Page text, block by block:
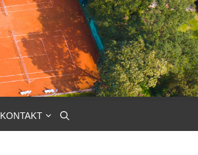
KONTAKT